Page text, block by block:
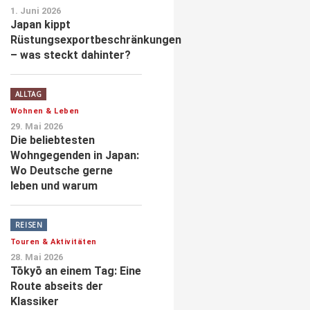
1. Juni 2026
Japan kippt
Rüstungsexportbeschränkungen
– was steckt dahinter?
ALLTAG
Wohnen & Leben
29. Mai 2026
Die beliebtesten
Wohngegenden in Japan:
Wo Deutsche gerne
leben und warum
REISEN
Touren & Aktivitäten
28. Mai 2026
Tōkyō an einem Tag: Eine
Route abseits der
Klassiker